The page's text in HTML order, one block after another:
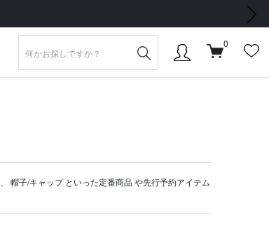
次の画像
0
帽子/キャップといった定番商品 や先行予約アイテム